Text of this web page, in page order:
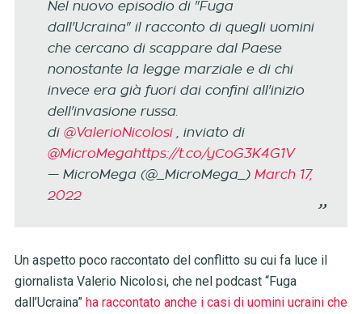
Nel nuovo episodio di "Fuga
dall'Ucraina" il racconto di quegli uomini
che cercano di scappare dal Paese
nonostante la legge marziale e di chi
invece era già fuori dai confini all'inizio
dell'invasione russa.
di @ValerioNicolosi, inviato di
@MicroMegahttps://t.co/yCoG3K4G1V
— MicroMega (@_MicroMega_) March 17,
2022
Un aspetto poco raccontato del conflitto su cui fa luce il
giornalista Valerio Nicolosi, che nel podcast “Fuga
dall’Ucraina” ha raccontato anche i casi di uomini ucraini che